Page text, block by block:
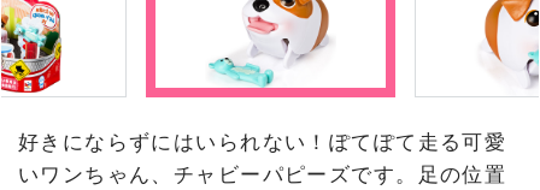
好きにならずにはいられない！ぽてぽて走る可愛
いワンちゃん、チャビーパピーズです。足の位置